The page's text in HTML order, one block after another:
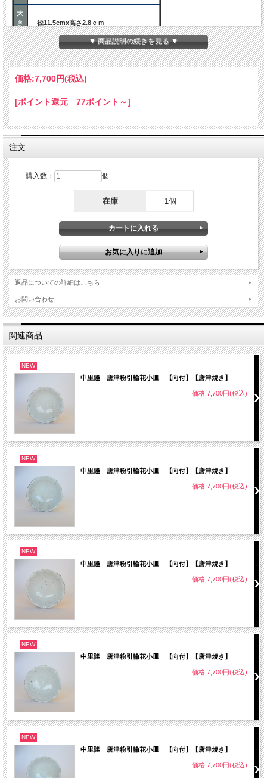
大
き
さ
径11.5cmx高さ2.8ｃｍ
ご
注
ご注意事項
陶器は大変吸水性の高いものです。
いになると、食べ物の汁や醤油などが器
の中に浸み込み、汚れることがありま
はじめにお使いになるときは、半日くら
い水の中に浸し、十分に器を湿らせてお
▼ 商品説明の続きを見る ▼
価格:7,700円(税込)
[ポイント還元 77ポイント～]
注文
購入数： 個
在庫 1個
返品についての詳細はこちら
お問い合わせ
関連商品
NEW
中里隆 唐津粉引輪花小皿 【向付】【唐津焼き】
価格:7,700円(税込)
NEW
中里隆 唐津粉引輪花小皿 【向付】【唐津焼き】
価格:7,700円(税込)
NEW
中里隆 唐津粉引輪花小皿 【向付】【唐津焼き】
価格:7,700円(税込)
NEW
中里隆 唐津粉引輪花小皿 【向付】【唐津焼き】
価格:7,700円(税込)
NEW
中里隆 唐津粉引輪花小皿 【向付】【唐津焼き】
価格:7,700円(税込)